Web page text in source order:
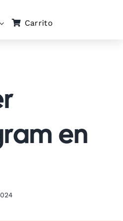
Carrito
en